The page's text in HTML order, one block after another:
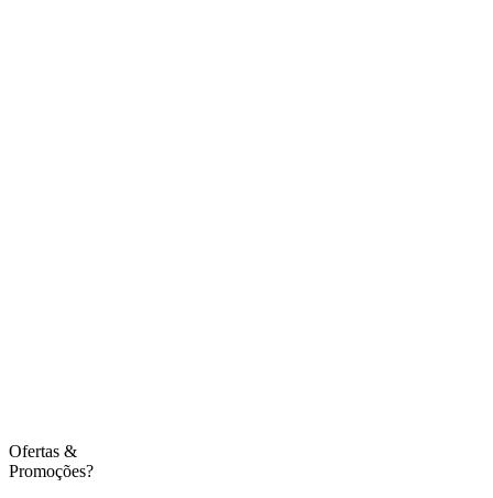
Ofertas &
Promoções?